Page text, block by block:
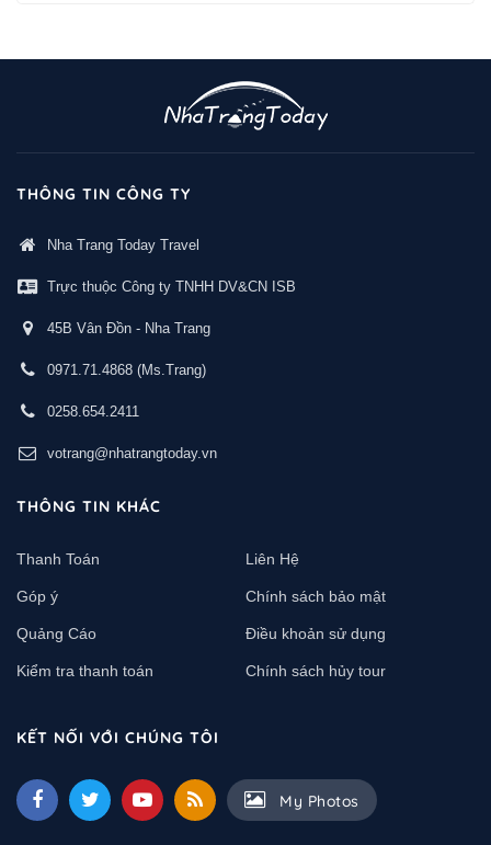
THÔNG TIN CÔNG TY
Nha Trang Today Travel
Trực thuộc Công ty TNHH DV&CN ISB
45B Vân Đồn - Nha Trang
0971.71.4868 (Ms.Trang)
0258.654.2411
votrang@nhatrangtoday.vn
THÔNG TIN KHÁC
Thanh Toán Liên Hệ
Góp ý Chính sách bảo mật
Quảng Cáo Điều khoản sử dụng
Kiểm tra thanh toán Chính sách hủy tour
KẾT NỐI VỚI CHÚNG TÔI
My Photos